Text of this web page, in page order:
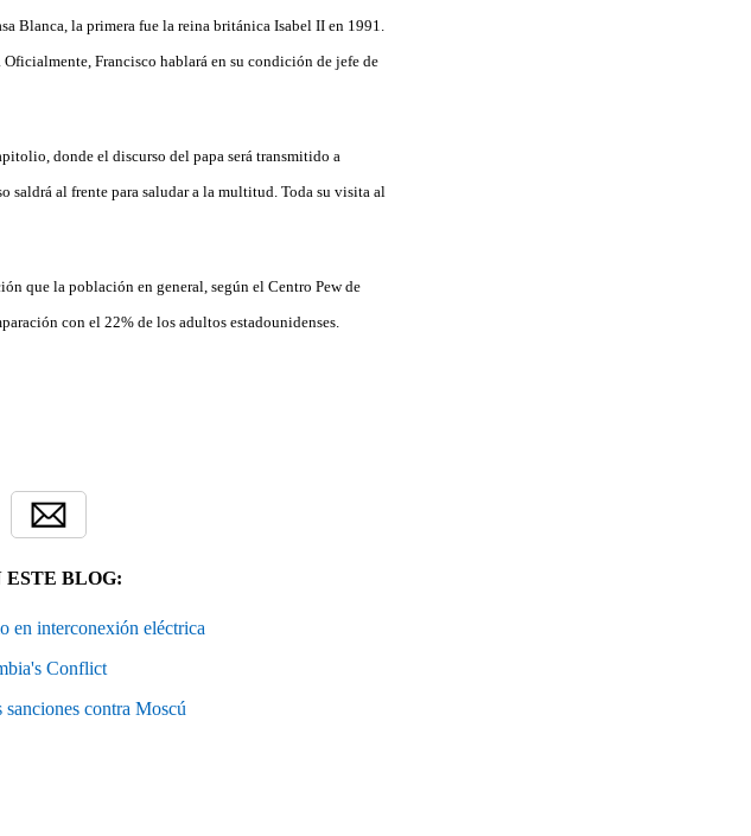
Blanca, la primera fue la reina británica Isabel II en 1991.
Francisco hablará en su condición de jefe de
donde el discurso del papa será transmitido a
saldrá al frente para saludar a la multitud. Toda su visita al
que la población en general, según el Centro Pew de
con el 22% de los adultos estadounidenses.
ESTE BLOG:
en interconexión eléctrica
Conflict
contra Moscú